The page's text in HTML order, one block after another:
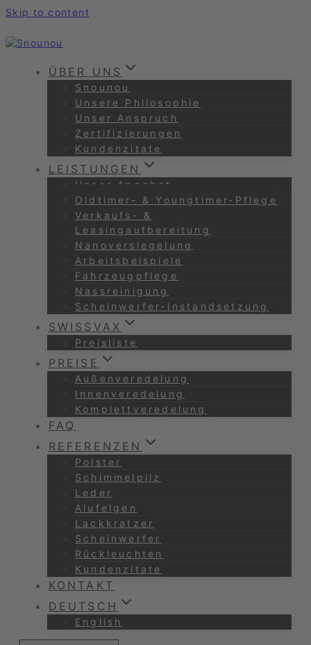
Skip to content
ÜBER UNS
Snounou
Unsere Philosophie
Unser Anspruch
Zertifizierungen
Kundenzitate
LEISTUNGEN
Unser Angebot
Oldtimer- & Youngtimer-Pflege
Verkaufs- &
Leasingaufbereitung
Nanoversiegelung
Arbeitsbeispiele
Fahrzeugpflege
Nassreinigung
Scheinwerfer-Instandsetzung
SWISSVAX
Preisliste
PREISE
Außenveredelung
Innenveredelung
Komplettveredelung
FAQ
REFERENZEN
Polster
Schimmelpilz
Leder
Alufelgen
Lackkratzer
Scheinwerfer
Rückleuchten
Kundenzitate
KONTAKT
DEUTSCH
English